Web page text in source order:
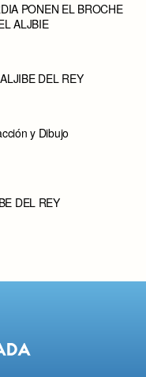
PONEN EL BROCHE
ALJBIE
DEL REY
y Dibujo
DEL REY